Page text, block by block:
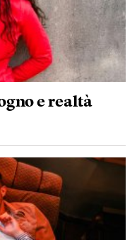
e realtà